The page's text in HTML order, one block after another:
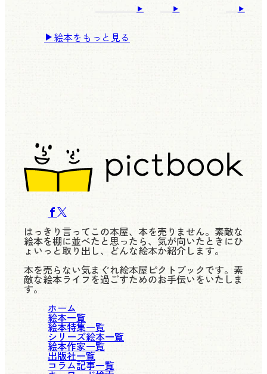
絵本をもっと見る
はっきり言ってこの本屋、本を売りません。素敵な
絵本を棚に並べたと思ったら、気が向いたときにひ
ょいっと取り出し、どんな絵本か紹介します。
本を売らない気まぐれ絵本屋ピクトブックです。素
敵な絵本ライフを過ごすためのお手伝いをいたしま
す。
ホーム
絵本一覧
絵本特集一覧
シリーズ絵本一覧
絵本作家一覧
出版社一覧
コラム記事一覧